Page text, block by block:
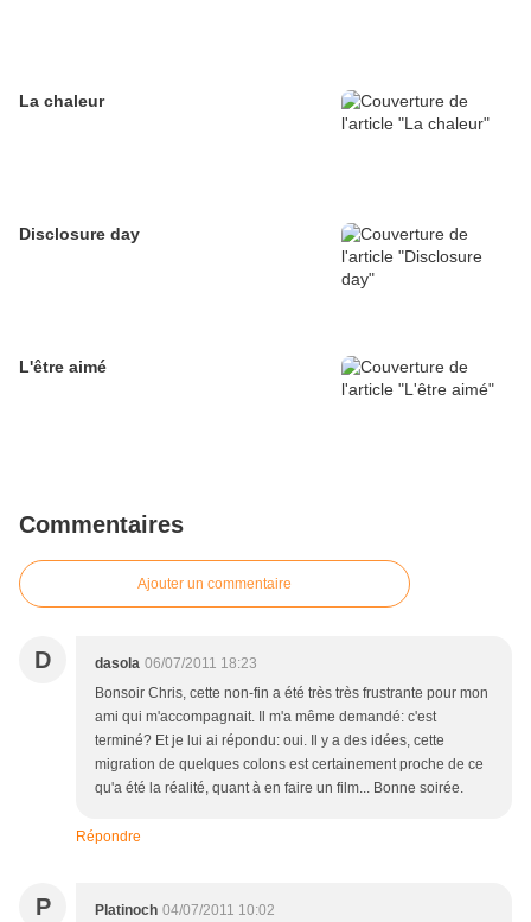
La chaleur
Disclosure day
L'être aimé
Commentaires
Ajouter un commentaire
D dasola 06/07/2011 18:23
Bonsoir Chris, cette non-fin a été très très frustrante pour mon
ami qui m'accompagnait. Il m'a même demandé: c'est
terminé? Et je lui ai répondu: oui. Il y a des idées, cette
migration de quelques colons est certainement proche de ce
qu'a été la réalité, quant à en faire un film... Bonne soirée.
Répondre
P Platinoch 04/07/2011 10:02